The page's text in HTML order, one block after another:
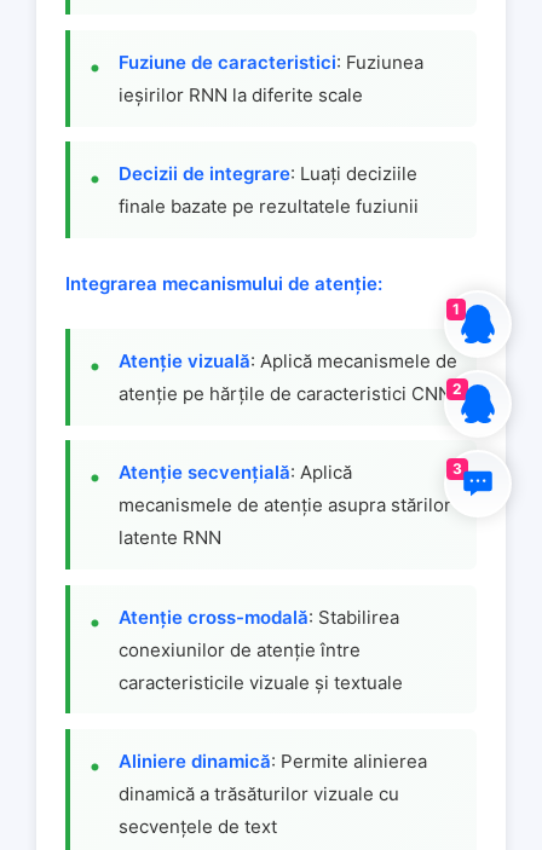
Fuziune de caracteristici: Fuziunea
ieșirilor RNN la diferite scale
Decizii de integrare: Luați deciziile
finale bazate pe rezultatele fuziunii
Integrarea mecanismului de atenție:
Atenție vizuală: Aplică mecanismele de
atenție pe hărțile de caracteristici CNN
Atenție secvențială: Aplică
mecanismele de atenție asupra stărilor
latente RNN
Atenție cross-modală: Stabilirea
conexiunilor de atenție între
caracteristicile vizuale și textuale
Aliniere dinamică: Permite alinierea
dinamică a trăsăturilor vizuale cu
secvențele de text
1
2
3